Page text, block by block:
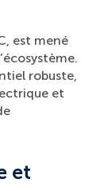
est mené
robuste,
et
et